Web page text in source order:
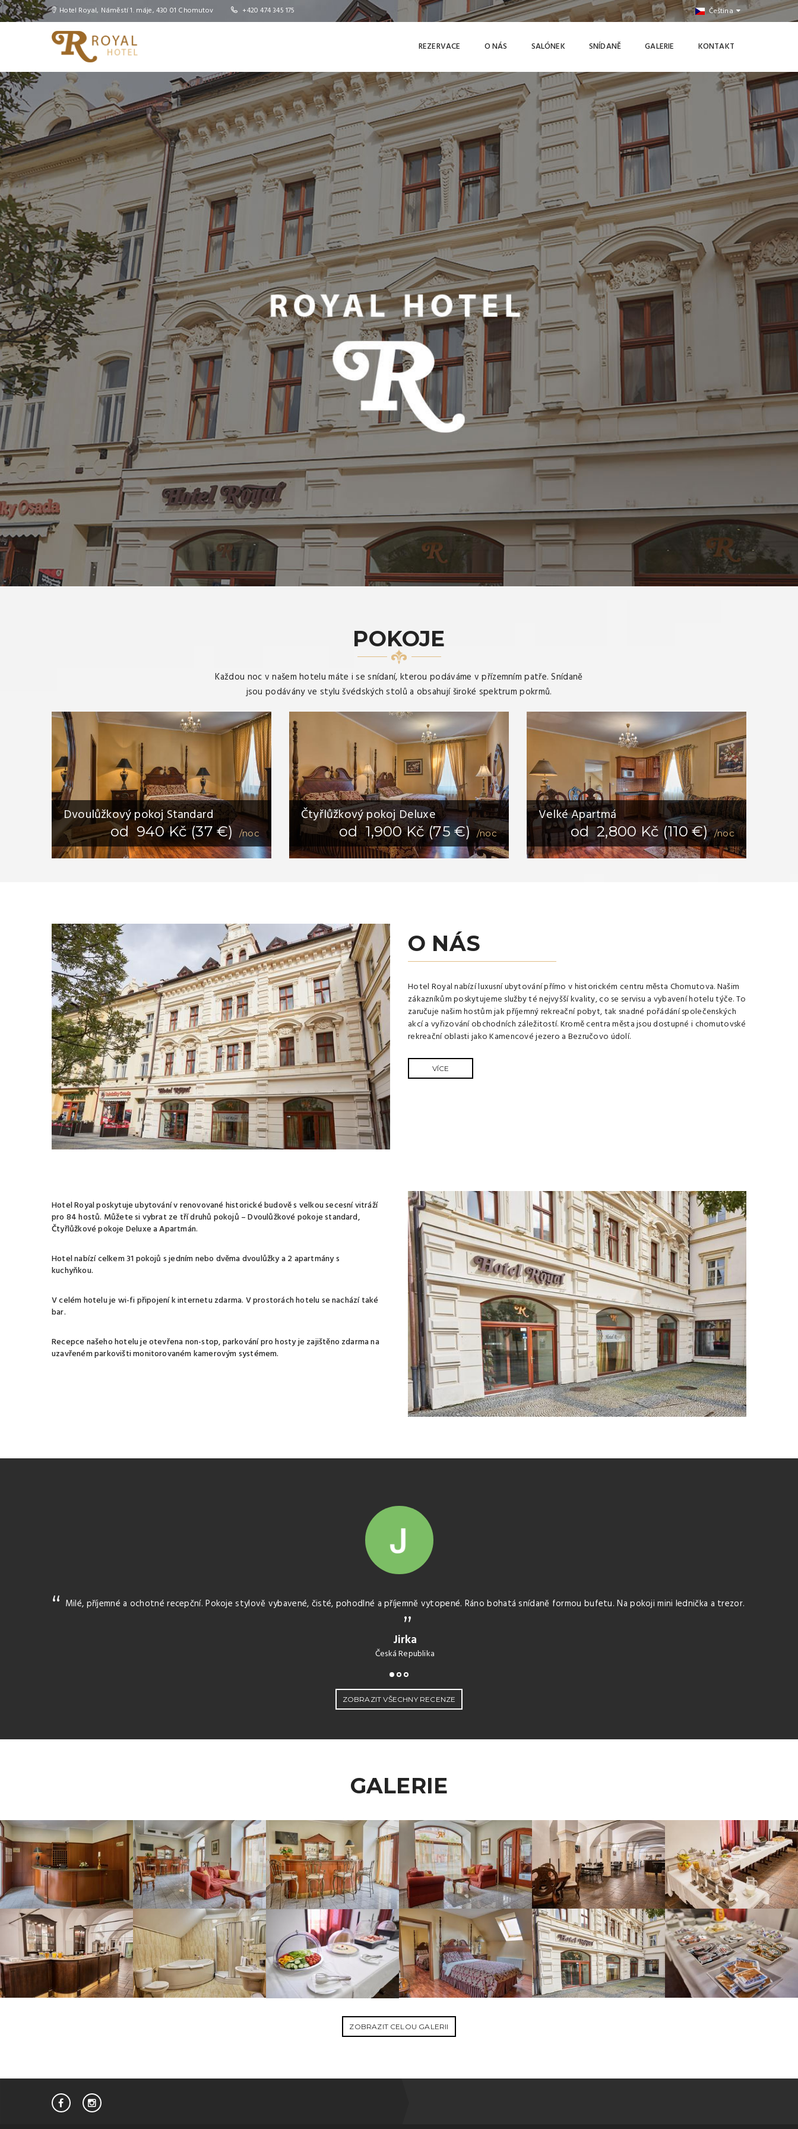
Hotel Royal, Náměstí 1. máje, 430 01 Chomutov +420 474 345 175 Čeština
REZERVACE O NÁS SALÓNEK SNÍDANĚ GALERIE KONTAKT
Slider
POKOJE
Každou noc v našem hotelu máte i se snídaní, kterou podáváme v přízemním patře. Snídaně
jsou podávány ve stylu švédských stolů a obsahují široké spektrum pokrmů.
Dvoulůžkový pokoj Standard
od 940 Kč (37 €) /noc
Čtyřlůžkový pokoj Deluxe
od 1,900 Kč (75 €) /noc
Velké Apartmá
od 2,800 Kč (110 €) /noc
O NÁS
Hotel Royal nabízí luxusní ubytování přímo v historickém centru města Chomutova. Našim
zákazníkům poskytujeme služby té nejvyšší kvality, co se servisu a vybavení hotelu týče. To
zaručuje našim hostům jak příjemný rekreační pobyt, tak snadné pořádání společenských
akcí a vyřizování obchodních záležitostí. Kromě centra města jsou dostupné i chomutovské
rekreační oblasti jako Kamencové jezero a Bezručovo údolí.
VÍCE
Hotel Royal poskytuje ubytování v renovované historické budově s velkou secesní vitráží
pro 84 hostů. Můžete si vybrat ze tří druhů pokojů – Dvoulůžkové pokoje standard,
Čtyřlůžkové pokoje Deluxe a Apartmán.
Hotel nabízí celkem 31 pokojů s jedním nebo dvěma dvoulůžky a 2 apartmány s
kuchyňkou.
V celém hotelu je wi-fi připojení k internetu zdarma. V prostorách hotelu se nachází také
bar.
Recepce našeho hotelu je otevřena non-stop, parkování pro hosty je zajištěno zdarma na
uzavřeném parkovišti monitorovaném kamerovým systémem.
Milé, příjemné a ochotné recepční. Pokoje stylově vybavené, čisté, pohodlné a příjemně vytopené. Ráno bohatá snídaně formou bufetu. Na pokoji mini lednička a trezor.
Jirka
Česká Republika
ZOBRAZIT VŠECHNY RECENZE
GALERIE
ZOBRAZIT CELOU GALERII